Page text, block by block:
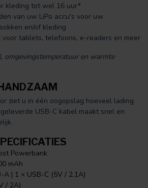
kleding tot wel 16 uur*
van uw LiPo accu's voor uw
en/of kleding
voor tablets, telefoons, e-readers en meer
omgevingstemperatuur en warmte
ziet u in één oogopslag hoeveel lading
USB-C kabel maakt snel en
Powerbank
mAh
A | 1 × USB-C (5V / 2.1A)
/ 2A)